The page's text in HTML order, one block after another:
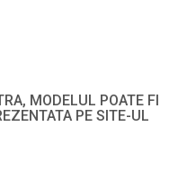
MODELUL POATE FI
PE SITE-UL